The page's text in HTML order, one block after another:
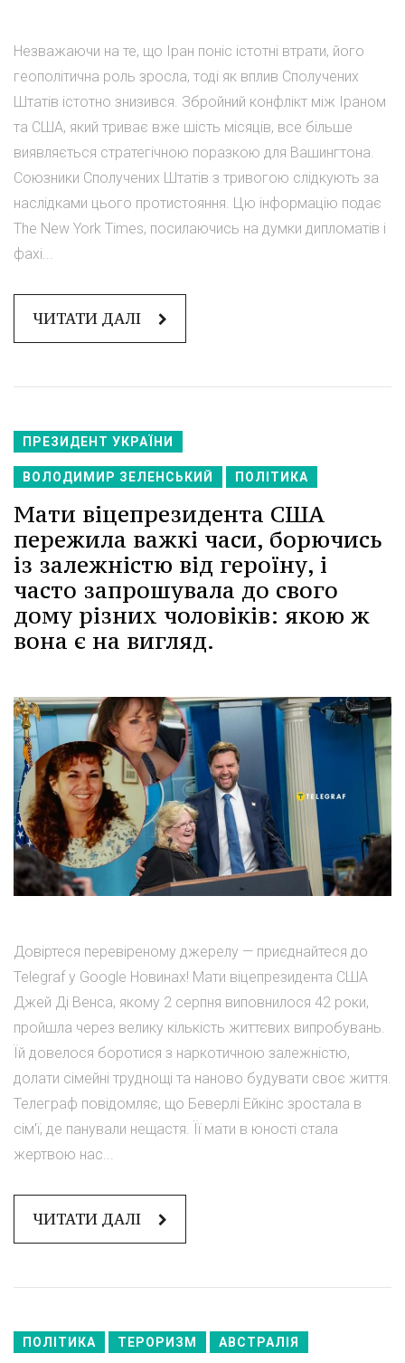
Незважаючи на те, що Іран поніс істотні втрати, його
геополітична роль зросла, тоді як вплив Сполучених
Штатів істотно знизився. Збройний конфлікт між Іраном
та США, який триває вже шість місяців, все більше
виявляється стратегічною поразкою для Вашингтона.
Союзники Сполучених Штатів з тривогою слідкують за
наслідками цього протистояння. Цю інформацію подає
The New York Times, посилаючись на думки дипломатів і
фахі...
ЧИТАТИ ДАЛІ
ПРЕЗИДЕНТ УКРАЇНИ
ВОЛОДИМИР ЗЕЛЕНСЬКИЙ ПОЛІТИКА
Мати віцепрезидента США
пережила важкі часи, борючись
із залежністю від героїну, і
часто запрошувала до свого
дому різних чоловіків: якою ж
вона є на вигляд.
Довіртеся перевіреному джерелу — приєднайтеся до
Telegraf у Google Новинах! Мати віцепрезидента США
Джей Ді Венса, якому 2 серпня виповнилося 42 роки,
пройшла через велику кількість життєвих випробувань.
Їй довелося боротися з наркотичною залежністю,
долати сімейні труднощі та наново будувати своє життя.
Телеграф повідомляє, що Беверлі Ейкінс зростала в
сім'ї, де панували нещастя. Її мати в юності стала
жертвою нас...
ЧИТАТИ ДАЛІ
ПОЛІТИКА ТЕРОРИЗМ АВСТРАЛІЯ